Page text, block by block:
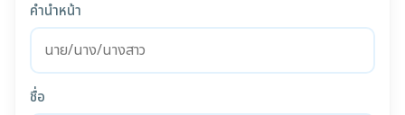
คำนำหน้า
ชื่อ